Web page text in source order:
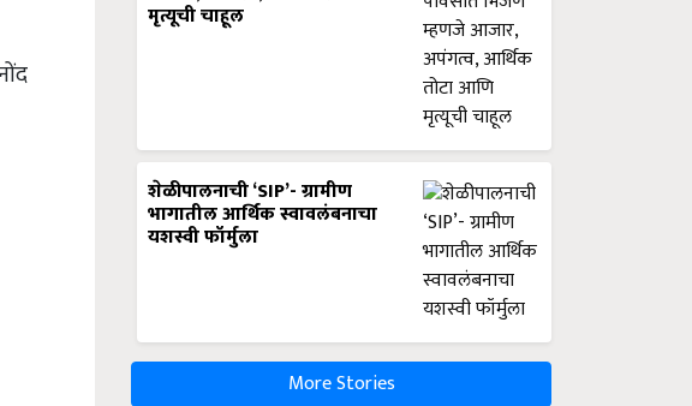
मृत्यूची चाहूल
शेळीपालनाची ‘SIP’- ग्रामीण
भागातील आर्थिक स्वावलंबनाचा
यशस्वी फॉर्मुला
More Stories